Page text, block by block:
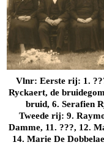
Vlnr: Eerste rij: 1.
Ryckaert, de
bruid, 6. Serafien
Tweede rij: 9.
Damme, 11. ???, 12.
14. Marie De